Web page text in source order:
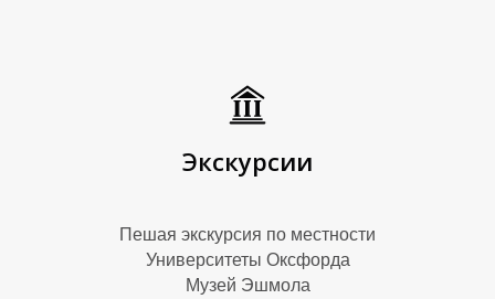
Экскурсии
Пешая экскурсия по местности
Университеты Оксфорда
Музей Эшмола